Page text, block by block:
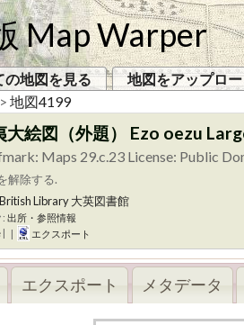
Map Warper
の地図を見る
地図をアップロ
> 地図4199
大絵図（外題） Ezo oezu
Maps 29.c.23 License: Public
解除する.
British Library大英図書館
: 出所・参照情報
| | エクスポート
エクスポート メタデータ